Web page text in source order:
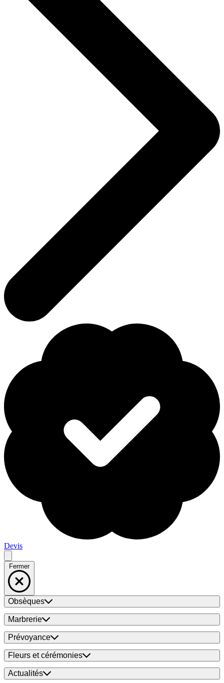
Devis
Fermer
Obsèques
Marbrerie
Prévoyance
Fleurs et cérémonies
Actualités